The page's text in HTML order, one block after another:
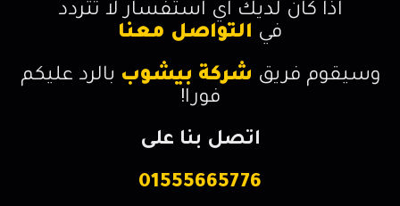
اذا كان لديك اي استفسار لا تتردد
في التواصل معنا
وسيقوم فريق شركة بيشوب بالرد عليكم
فورا!
اتصل بنا على
01555665776